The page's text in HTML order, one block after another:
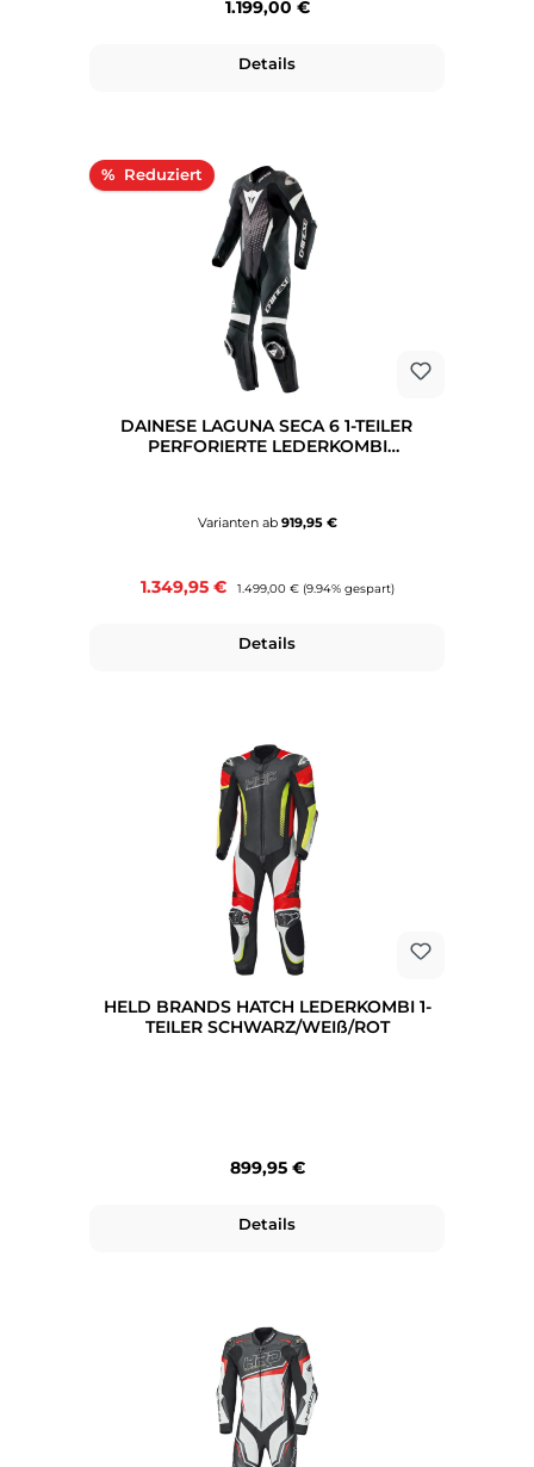
Regulärer Preis:
1.199,00 €
Details
% Rabatt
DAINESE LAGUNA SECA 6 1-TEILER
PERFORIERTE LEDERKOMBI
Varianten ab919,95 €
Verkaufspreis:
1.349,95 € Regulärer Preis:
1.499,00 € (9.94% gespart)
Details
HELD BRANDS HATCH LEDERKOMBI 1-
TEILER SCHWARZ/WEIß/ROT
Regulärer Preis:
899,95 €
Details